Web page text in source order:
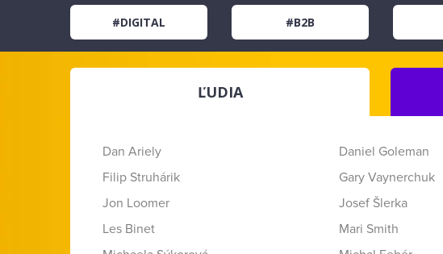
#DIGITAL #B2B
ĽUDIA
Dan Ariely Daniel Goleman
Filip Struhárik
Gary Vaynerchuk
Jon Loomer
Josef Šlerka
Les Binet
Mari Smith